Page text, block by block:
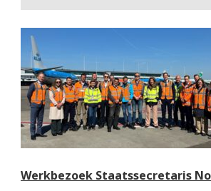
Werkbezoek Staatssecretaris